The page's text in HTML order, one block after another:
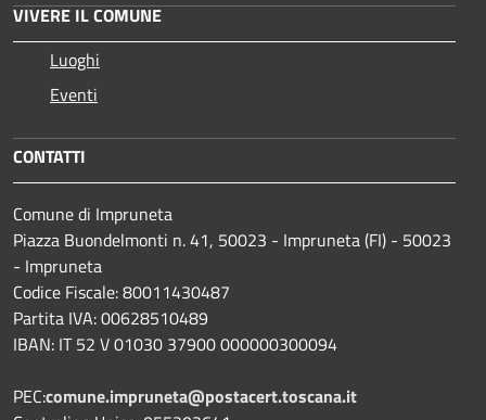
VIVERE IL COMUNE
Luoghi
Eventi
CONTATTI
Comune di Impruneta
Piazza Buondelmonti n. 41, 50023 - Impruneta (FI) - 50023
- Impruneta
Codice Fiscale: 80011430487
Partita IVA: 00628510489
IBAN: IT 52 V 01030 37900 000000300094
PEC:comune.impruneta@postacert.toscana.it